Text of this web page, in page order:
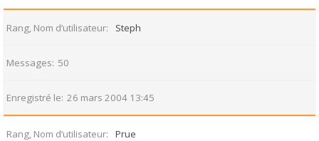
Rang, Nom d’utilisateur Steph
Messages 50
Enregistré le 26 mars 2004 13:45
Rang, Nom d’utilisateur Prue